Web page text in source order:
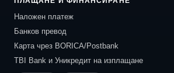
Наложен платеж
Банков превод
Карта чрез BORICA/Postbank
TBI Bank и Уникредит на изплащане